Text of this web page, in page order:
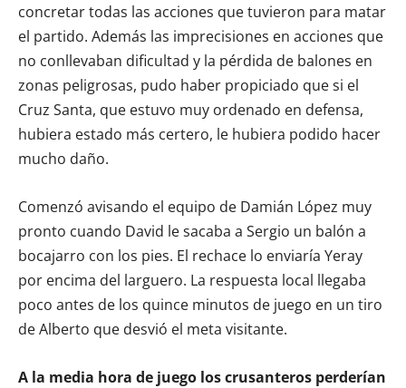
concretar todas las acciones que tuvieron para matar
el partido. Además las imprecisiones en acciones que
no conllevaban dificultad y la pérdida de balones en
zonas peligrosas, pudo haber propiciado que si el
Cruz Santa, que estuvo muy ordenado en defensa,
hubiera estado más certero, le hubiera podido hacer
mucho daño.
Comenzó avisando el equipo de Damián López muy
pronto cuando David le sacaba a Sergio un balón a
bocajarro con los pies. El rechace lo enviaría Yeray
por encima del larguero. La respuesta local llegaba
poco antes de los quince minutos de juego en un tiro
de Alberto que desvió el meta visitante.
A la media hora de juego los crusanteros perderían